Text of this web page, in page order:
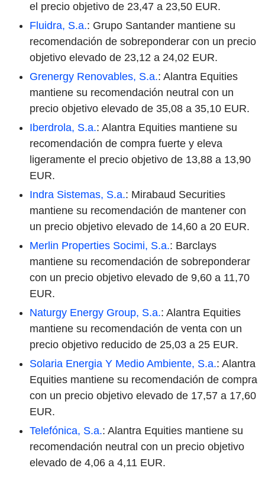
el precio objetivo de 23,47 a 23,50 EUR.
Fluidra, S.a.: Grupo Santander mantiene su
recomendación de sobreponderar con un precio
objetivo elevado de 23,12 a 24,02 EUR.
Grenergy Renovables, S.a.: Alantra Equities
mantiene su recomendación neutral con un
precio objetivo elevado de 35,08 a 35,10 EUR.
Iberdrola, S.a.: Alantra Equities mantiene su
recomendación de compra fuerte y eleva
ligeramente el precio objetivo de 13,88 a 13,90
EUR.
Indra Sistemas, S.a.: Mirabaud Securities
mantiene su recomendación de mantener con
un precio objetivo elevado de 14,60 a 20 EUR.
Merlin Properties Socimi, S.a.: Barclays
mantiene su recomendación de sobreponderar
con un precio objetivo elevado de 9,60 a 11,70
EUR.
Naturgy Energy Group, S.a.: Alantra Equities
mantiene su recomendación de venta con un
precio objetivo reducido de 25,03 a 25 EUR.
Solaria Energia Y Medio Ambiente, S.a.: Alantra
Equities mantiene su recomendación de compra
con un precio objetivo elevado de 17,57 a 17,60
EUR.
Telefónica, S.a.: Alantra Equities mantiene su
recomendación neutral con un precio objetivo
elevado de 4,06 a 4,11 EUR.